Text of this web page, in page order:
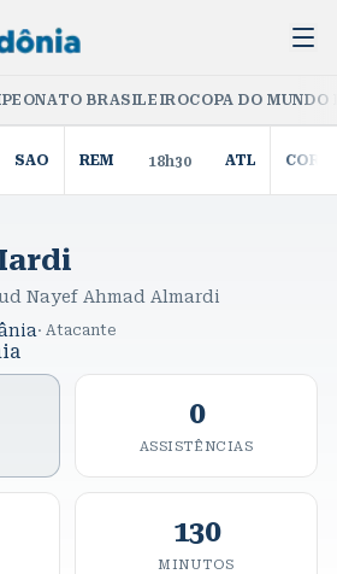
BRASILEIROCOPA DO
SAO REM 18h30 ATL COR
Nayef Ahmad Almardi
· Atacante
0
ASSISTÊNCIAS
130
MINUTOS